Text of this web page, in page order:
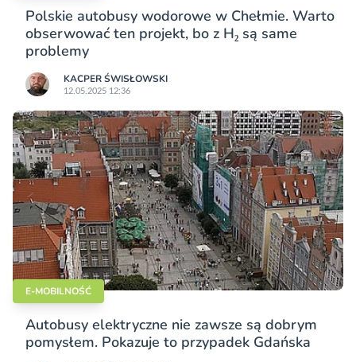
Polskie autobusy wodorowe w Chełmie. Warto
obserwować ten projekt, bo z H₂ są same
problemy
KACPER ŚWISŁO­WSKI
12.05.2025 12:36
E-MOBILNOŚĆ
Autobusy elektryczne nie zawsze są dobrym
pomysłem. Pokazuje to przypadek Gdańska